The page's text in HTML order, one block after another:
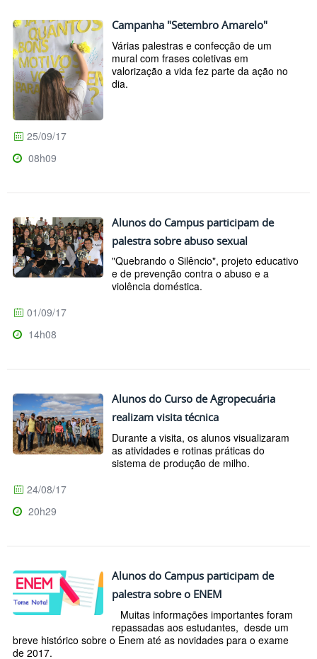
Campanha "Setembro Amarelo"
Várias palestras e confecção de um
mural com frases coletivas em
valorização a vida fez parte da ação no
dia.
25/09/17
08h09
Alunos do Campus participam de
palestra sobre abuso sexual
"Quebrando o Silêncio", projeto educativo
e de prevenção contra o abuso e a
violência doméstica.
01/09/17
14h08
Alunos do Curso de Agropecuária
realizam visita técnica
Durante a visita, os alunos visualizaram
as atividades e rotinas práticas do
sistema de produção de milho.
24/08/17
20h29
Alunos do Campus participam de
palestra sobre o ENEM
Muitas informações importantes foram
repassadas aos estudantes, desde um
breve histórico sobre o Enem até as novidades para o exame
de 2017.